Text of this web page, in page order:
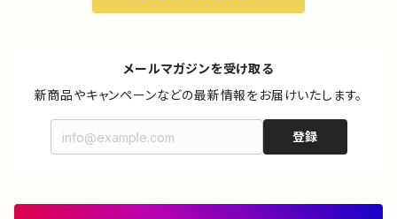
メールマガジンを受け取る
新商品やキャンペーンなどの最新情報をお届けいたします。
登録